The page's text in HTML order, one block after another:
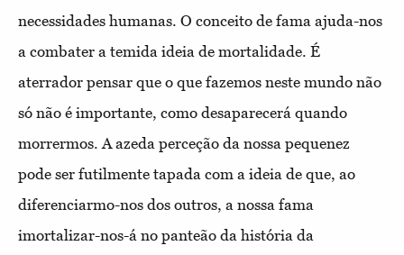
necessidades humanas. O conceito de fama ajuda-nos
a combater a temida ideia de mortalidade. É
aterrador pensar que o que fazemos neste mundo não
só não é importante, como desaparecerá quando
morrermos. A azeda perceção da nossa pequenez
pode ser futilmente tapada com a ideia de que, ao
diferenciarmo-nos dos outros, a nossa fama
imortalizar-nos-á no panteão da história da